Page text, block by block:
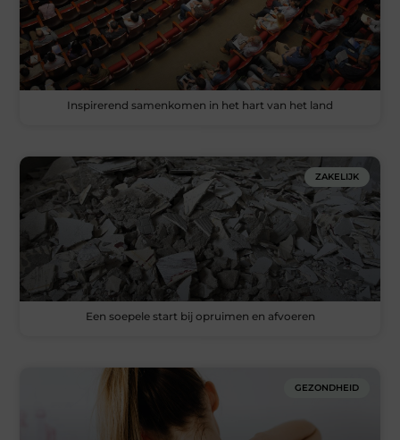
Inspirerend samenkomen in het hart van het land
ZAKELIJK
Een soepele start bij opruimen en afvoeren
GEZONDHEID